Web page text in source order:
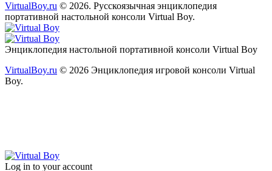
VirtualBoy.ru © 2026. Русскоязычная энциклопедия
портативной настольной консоли Virtual Boy.
paper-
plane
vkontakte
youtube2
star
Энциклопедия настольной портативной консоли Virtual Boy
VirtualBoy.ru © 2026 Энциклопедия игровой консоли Virtual
Boy.
Log in to your account